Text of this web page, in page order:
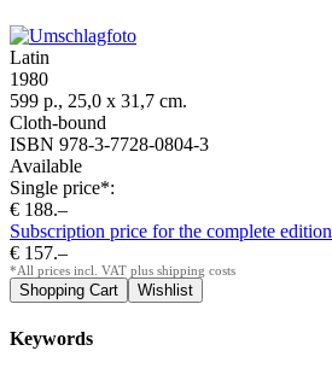
Latin
1980
599 p., 25,0 x 31,7 cm.
Cloth-bound
ISBN 978-3-7728-0804-3
Available
Single price*:
€ 188.–
Subscription price for the complete edition
€ 157.–
*All prices incl. VAT plus shipping costs
Keywords